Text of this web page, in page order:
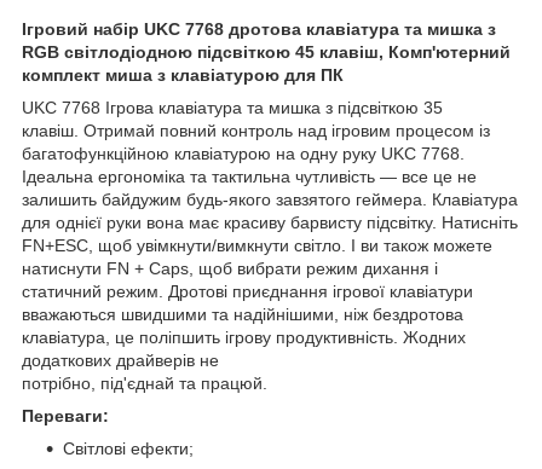
Ігровий набір UKC 7768 дротова клавіатура та мишка з
RGB світлодіодною підсвіткою 45 клавіш, Комп'ютерний
комплект миша з клавіатурою для ПК
UKC 7768 Ігрова клавіатура та мишка з підсвіткою 35
клавіш. Отримай повний контроль над ігровим процесом із
багатофункційною клавіатурою на одну руку UKC 7768.
Ідеальна ергономіка та тактильна чутливість — все це не
залишить байдужим будь-якого завзятого геймера. Клавіатура
для однієї руки вона має красиву барвисту підсвітку. Натисніть
FN+ESC, щоб увімкнути/вимкнути світло. І ви також можете
натиснути FN + Caps, щоб вибрати режим дихання і
статичний режим. Дротові приєднання ігрової клавіатури
вважаються швидшими та надійнішими, ніж бездротова
клавіатура, це поліпшить ігрову продуктивність. Жодних
додаткових драйверів не
потрібно, під'єднай та працюй.
Переваги:
Світлові ефекти;